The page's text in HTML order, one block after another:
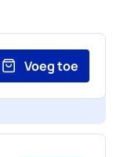
Voeg toe